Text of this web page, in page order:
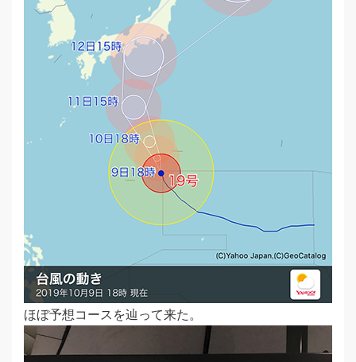
ほぼ予想コースを辿って来た。